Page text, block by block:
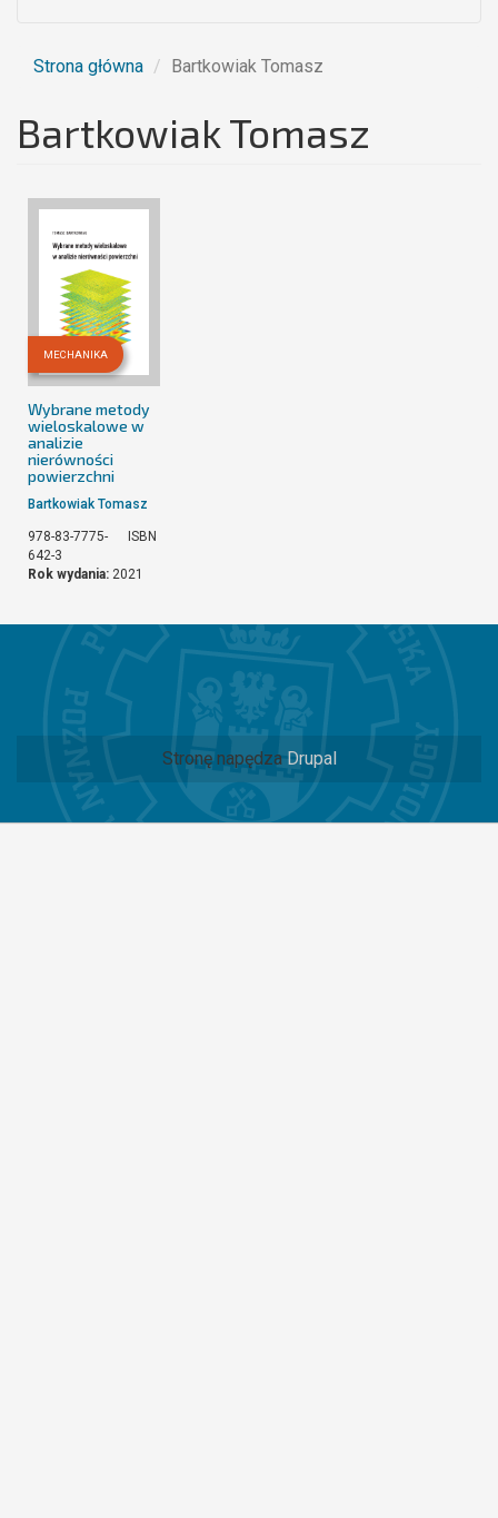
Strona główna Bartkowiak Tomasz
Bartkowiak Tomasz
MECHANIKA
Wybrane metody
wieloskalowe w
analizie
nierówności
powierzchni
Bartkowiak Tomasz
978-83-7775-
642-3
ISBN
Rok wydania: 2021
Stronę napędza Drupal